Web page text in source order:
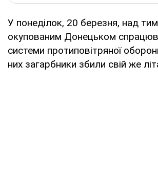
У понеділок, 20 березня, над
окупованим Донецьком
системи протиповітряної
них загарбники збили свій же